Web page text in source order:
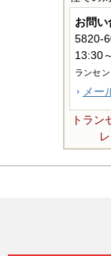
お問い
5820-
13:30
ランセ
メー
トラン